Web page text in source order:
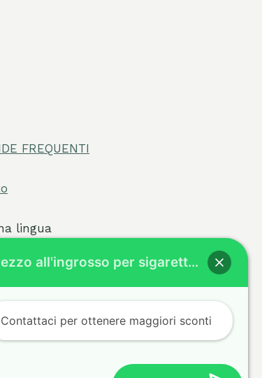
FREQUENTI
lingua
tpw_select2.php"] Prezzo all'ingrosso per sigarette elettroniche
Contattaci per ottenere maggiori sconti